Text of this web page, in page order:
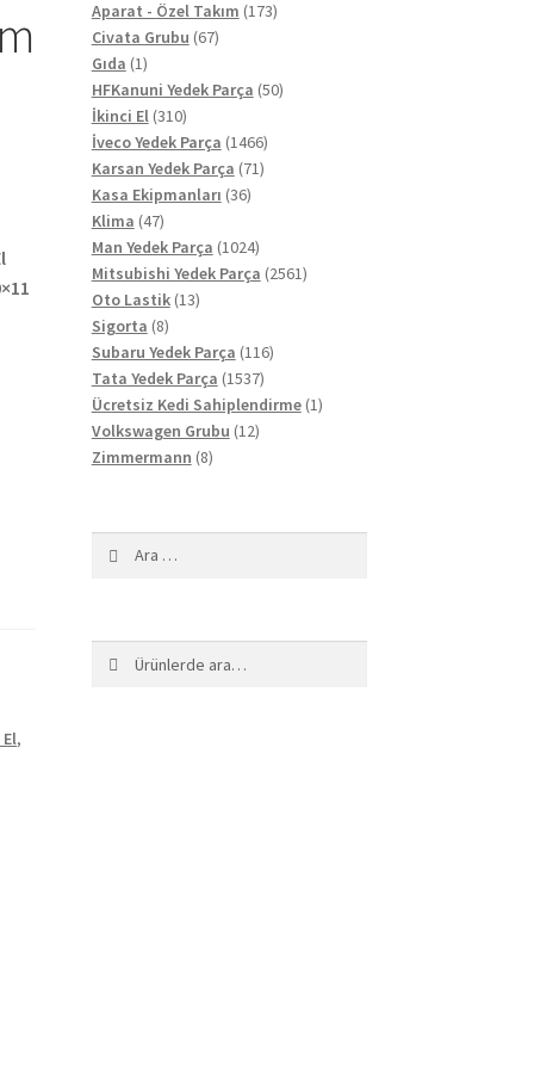
,
ürün
Aparat - Özel Takım 173173
Civata Grubu 6767
Gıda 11
ürün
HFKanuni Yedek Parça 5050
İkinci El 310310
ürün
İveco Yedek Parça 14661466
ürün
Karsan Yedek Parça 7171
Kasa Ekipmanları 3636
Klima 4747
ürün
Man Yedek Parça 10241024
ürün
Mitsubishi Yedek Parça 25612561
Oto Lastik 1313
Sigorta 88
ürün
Subaru Yedek Parça 116116
Tata Yedek Parça 15371537
ürün
Ücretsiz Kedi Sahiplendirme 11
Volkswagen Grubu 1212
Zimmermann 88